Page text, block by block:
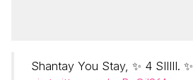
Shantay You Stay, ✨ 4 SIIIII. ✨